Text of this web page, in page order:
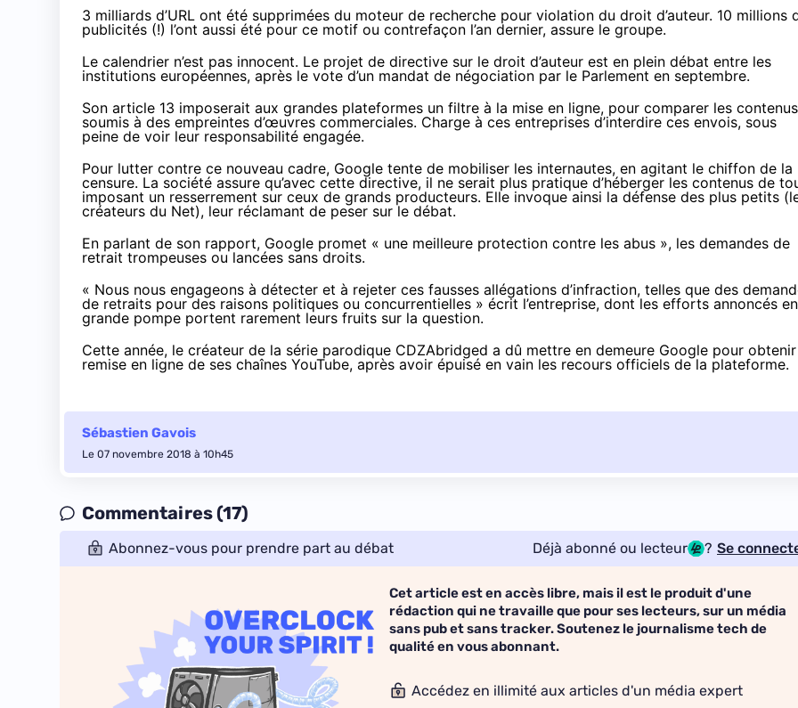
3 milliards d’URL ont été supprimées du moteur de recherche pour violation du droit d’auteur. 10 millions
publicités (!) l’ont aussi été pour ce motif ou contrefaçon l’an dernier, assure le groupe.
Le calendrier n’est pas innocent. Le projet de directive sur le droit d’auteur est en plein débat entre les
institutions européennes, après le vote d’un mandat de négociation par le Parlement en septembre.
Son article 13 imposerait aux grandes plateformes un filtre à la mise en ligne, pour comparer les contenus
soumis à des empreintes d’œuvres commerciales. Charge à ces entreprises d’interdire ces envois, sous
peine de voir leur responsabilité engagée.
Pour lutter contre ce nouveau cadre, Google tente de mobiliser les internautes, en agitant le chiffon de la
censure. La société assure qu’avec cette directive, il ne serait plus pratique d’héberger les contenus de
imposant un resserrement sur ceux de grands producteurs. Elle invoque ainsi la défense des plus petits
créateurs du Net), leur réclamant de peser sur le débat.
En parlant de son rapport, Google promet « une meilleure protection contre les abus », les demandes de
retrait trompeuses ou lancées sans droits.
« Nous nous engageons à détecter et à rejeter ces fausses allégations d’infraction, telles que des
de retraits pour des raisons politiques ou concurrentielles » écrit l’entreprise, dont les efforts annoncés en
grande pompe portent rarement leurs fruits sur la question.
Cette année, le créateur de la série parodique CDZAbridged a dû mettre en demeure Google pour
remise en ligne de ses chaînes YouTube, après avoir épuisé en vain les recours officiels de la plateforme.
Sébastien Gavois
Le 07 novembre 2018 à 10h45
Commentaires (17)
Abonnez-vous pour prendre part au débat Déjà abonné ou lecteur ? Se
Cet article est en accès libre, mais il est le produit d'une
rédaction qui ne travaille que pour ses lecteurs, sur un média
sans pub et sans tracker. Soutenez le journalisme tech de
qualité en vous abonnant.
Accédez en illimité aux articles d'un média expert